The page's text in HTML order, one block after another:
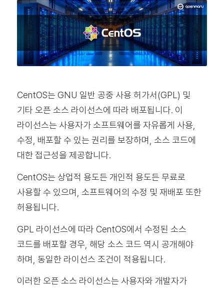
CentOS는 GNU 일반 공중 사용 허가서(GPL) 및
기타 오픈 소스 라이선스에 따라 배포됩니다. 이
라이선스는 사용자가 소프트웨어를 자유롭게 사용,
수정, 배포할 수 있는 권리를 보장하며, 소스 코드에
대한 접근성을 제공합니다.
CentOS는 상업적 용도든 개인적 용도든 무료로
사용할 수 있으며, 소프트웨어의 수정 및 재배포 또한
허용됩니다.
GPL 라이선스에 따라 CentOS에서 수정된 소스
코드를 배포할 경우, 해당 소스 코드 역시 공개해야
하며, 동일한 라이선스 조건이 적용됩니다.
이러한 오픈 소스 라이선스는 사용자와 개발자가